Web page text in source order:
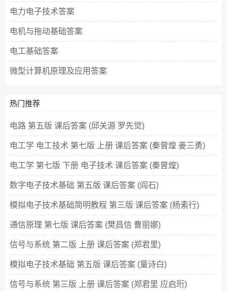
电力电子技术答案
电机与拖动基础答案
电工基础答案
微型计算机原理及应用答案
热门推荐
电路 第五版 课后答案 (邱关源 罗先觉)
电工学 电工技术 第七版 上册 课后答案 (秦曾煌 姜三勇)
电工学 第七版 下册 电子技术 课后答案 (秦曾煌)
数字电子技术基础 第五版 课后答案 (阎石)
模拟电子技术基础简明教程 第三版 课后答案 (杨素行)
通信原理 第七版 课后答案 (樊昌信 曹丽娜)
信号与系统 第二版 上册 课后答案 (郑君里)
模拟电子技术基础 第五版 课后答案 (童诗白)
信号与系统 第三版 上册 课后答案 (郑君里 应启珩)